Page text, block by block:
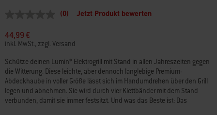
Link
auf
derselben
Seite.
(0) Jetzt Produkt bewerten
44,99 €
inkl. MwSt., zzgl. Versand
Schütze deinen Lumin* Elektrogrill mit Stand in allen Jahreszeiten gegen
die Witterung. Diese leichte, aber dennoch langlebige Premium-
Abdeckhaube in voller Größe lässt sich im Handumdrehen über den Grill
legen und abnehmen. Sie wird durch vier Klettbänder mit dem Stand
verbunden, damit sie immer festsitzt. Und was das Beste ist: Das